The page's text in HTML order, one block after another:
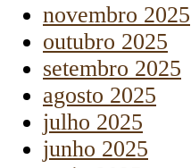
novembro 2025
outubro 2025
setembro 2025
agosto 2025
julho 2025
junho 2025